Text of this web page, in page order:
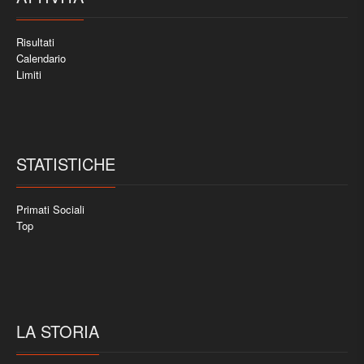
Risultati
Calendario
Limiti
STATISTICHE
Primati Sociali
Top
LA STORIA